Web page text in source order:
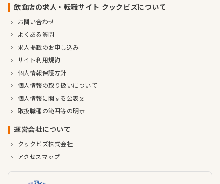
飲食店の求人・転職サイト クックビズについて
お問い合わせ
よくある質問
求人掲載のお申し込み
サイト利用規約
個人情報保護方針
個人情報の取り扱いについて
個人情報に関する公表文
取扱職種の範囲等の明示
運営会社について
クックビズ株式会社
アクセスマップ